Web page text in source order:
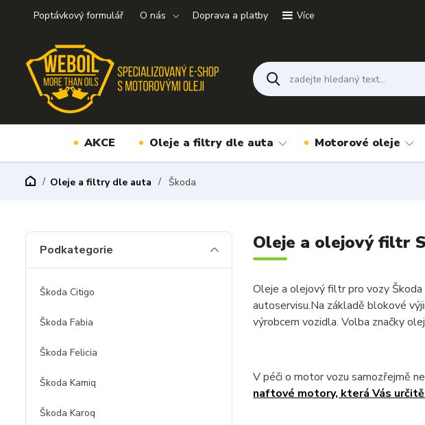
Poptávkový formulář O nás Doprava a platby Více
AKCE Oleje a filtry dle auta Motorové oleje
Oleje a filtry dle auta Škoda
Oleje a olejový filtr
Oleje a olejový filtr pro vozy
autoservisu.Na základě blokové
výrobcem vozidla. Volba značky
V péči o motor vozu samozřejmě
naftové motory, která Vás
Podkategorie
Škoda Citigo
Škoda Fabia
Škoda Felicia
Škoda Kamiq
Škoda Karoq